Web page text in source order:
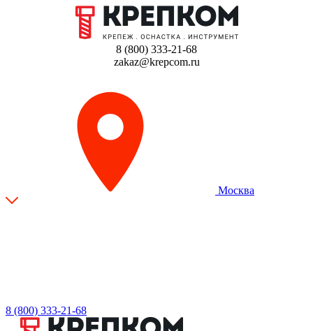
8 (800) 333-21-68
zakaz@krepcom.ru
Москва
8 (800) 333-21-68